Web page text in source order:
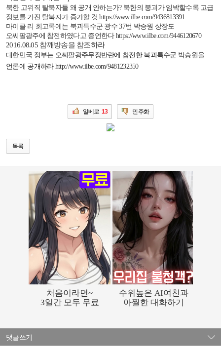
북한 고위직 탈북자들 왜 공개 안하는가? 북한의 붕괴가 임박할수록 고급
정보를 가진 탈북자가 증가할 것https://www.ilbe.com/9436813391
마이클 리 회고록에는 북괴특수군 광수 37번 박승원 상장도
오씨팔광주에 참전하였다고 증언한다 https://www.ilbe.com/9446120670
2016.08.05 참깨방송을 참조하라
대한민국 정부는 오씨팔광주무장반란에 참전한 북괴특수군 박승원을
언론에 공개하라 http://www.ilbe.com/9481232350
일베로 13 민주화
목록
댓글쓰기